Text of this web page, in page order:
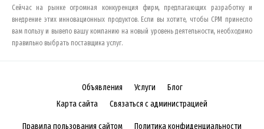
Сейчас на рынке огромная конкуренция фирм, предлагающих разработку и
внедрение этих инновационных продуктов. Если вы хотите, чтобы СРМ принесло
вам пользу и вывело вашу компанию на новый уровень деятельности, необходимо
правильно выбрать поставщика услуг.
Объявления Услуги
Блог
Карта сайта
Связаться с администрацией
Правила пользования сайтом Политика конфиденциальности